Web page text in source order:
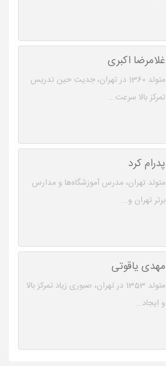
غلامرضا اکبری
متولد 1360 در تهران، جدیت حین تدریس
تمرکز بالا سرعت...
پدرام کرد
متولد تهران، مدرس آموزشگاه‌ها و مدارس
برتر تهران و...
مهدی یاقوتی
متولد 1353 در تهران، صبوری زیاد تمرکز بالا
و ایجاد...